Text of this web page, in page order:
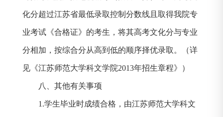
化分超过江苏省最低录取控制分数线且取得我院专
业考试《合格证》的考生，将其高考文化分与专业
分相加，按综合分从高到低的顺序择优录取。（详
见《江苏师范大学科文学院2013年招生章程》）
八、 其他有关事项
1.学生毕业时成绩合格，由江苏师范大学科文